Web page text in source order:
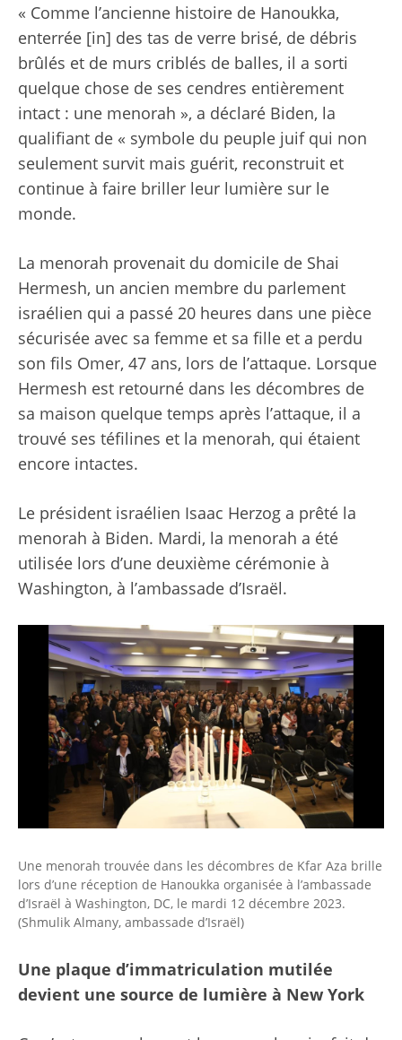
« Comme l’ancienne histoire de Hanoukka,
enterrée [in] des tas de verre brisé, de débris
brûlés et de murs criblés de balles, il a sorti
quelque chose de ses cendres entièrement
intact : une menorah », a déclaré Biden, la
qualifiant de « symbole du peuple juif qui non
seulement survit mais guérit, reconstruit et
continue à faire briller leur lumière sur le
monde.
La menorah provenait du domicile de Shai
Hermesh, un ancien membre du parlement
israélien qui a passé 20 heures dans une pièce
sécurisée avec sa femme et sa fille et a perdu
son fils Omer, 47 ans, lors de l’attaque. Lorsque
Hermesh est retourné dans les décombres de
sa maison quelque temps après l’attaque, il a
trouvé ses téfilines et la menorah, qui étaient
encore intactes.
Le président israélien Isaac Herzog a prêté la
menorah à Biden. Mardi, la menorah a été
utilisée lors d’une deuxième cérémonie à
Washington, à l’ambassade d’Israël.
Une menorah trouvée dans les décombres de Kfar Aza brille
lors d’une réception de Hanoukka organisée à l’ambassade
d’Israël à Washington, DC, le mardi 12 décembre 2023.
(Shmulik Almany, ambassade d’Israël)
Une plaque d’immatriculation mutilée
devient une source de lumière à New York